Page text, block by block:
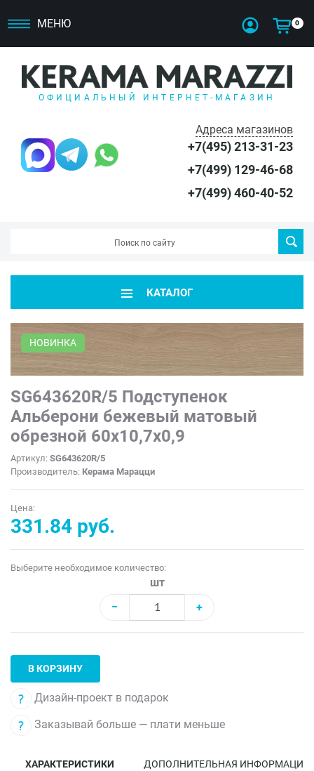
МЕНЮ 0
ОФИЦИАЛЬНЫЙ ИНТЕРНЕТ-МАГАЗИН
Адреса магазинов
+7(495) 213-31-23
+7(499) 129-46-68
+7(499) 460-40-52
КАТАЛОГ
НОВИНКА
SG643620R/5 Подступенок
Альберони бежевый матовый
обрезной 60x10,7x0,9
Артикул: SG643620R/5
Производитель: Керама Марацци
Цена:
331.84 руб.
Выберите необходимое количество:
шт
−
+
В КОРЗИНУ
Дизайн-проект в подарок
Заказывай больше — плати меньше
ХАРАКТЕРИСТИКИ ДОПОЛНИТЕЛЬНАЯ ИНФОРМАЦИЯ